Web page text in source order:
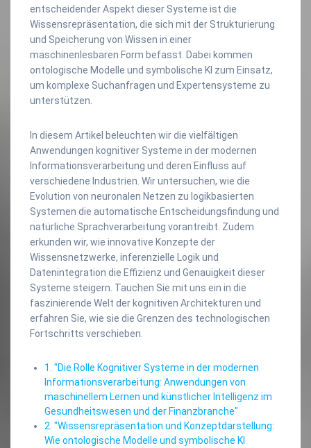
entscheidender Aspekt dieser Systeme ist die
Wissensrepräsentation, die sich mit der Strukturierung
und Speicherung von Wissen in einer
maschinenlesbaren Form befasst. Dabei kommen
ontologische Modelle und symbolische KI zum Einsatz,
um komplexe Suchanfragen und Expertensysteme zu
unterstützen.
In diesem Artikel beleuchten wir die vielfältigen
Anwendungen kognitiver Systeme in der modernen
Informationsverarbeitung und deren Einfluss auf
verschiedene Industrien. Wir untersuchen, wie die
Evolution von neuronalen Netzen zu logikbasierten
Systemen die automatische Entscheidungsfindung und
natürliche Sprachverarbeitung vorantreibt. Zudem
erkunden wir, wie innovative Konzepte der
Wissensnetzwerke, inferenzielle Logik und
Datenintegration die Effizienz und Genauigkeit dieser
Systeme steigern. Tauchen Sie mit uns ein in die
faszinierende Welt der kognitiven Architekturen und
erfahren Sie, wie sie die Grenzen des technologischen
Fortschritts verschieben.
1. "Die Rolle Kognitiver Systeme in der modernen
Informationsverarbeitung: Anwendungen von
maschinellem Lernen und künstlicher Intelligenz im
Gesundheitswesen und der Finanzbranche"
2. "Wissensrepräsentation und Konzeptdarstellung:
Wie ontologische Modelle und symbolische KI